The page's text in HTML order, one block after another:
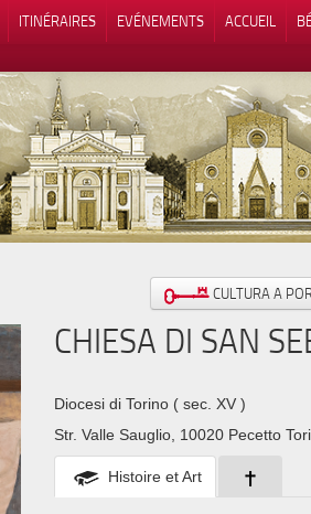
ITINÉRAIRES EVÉNEMENTS ACCUEIL
CULTURA A
CHIESA DI SAN
Diocesi di Torino ( sec. XV )
Str. Valle Sauglio, 10020 Pecetto
Histoire et Art
Vos choix en matière